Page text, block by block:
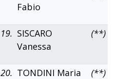
Fabio
19. SISCARO
Vanessa
(**)
20. TONDINI Maria
(**)